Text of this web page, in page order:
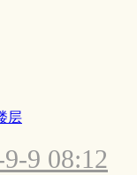
层
9 08:12